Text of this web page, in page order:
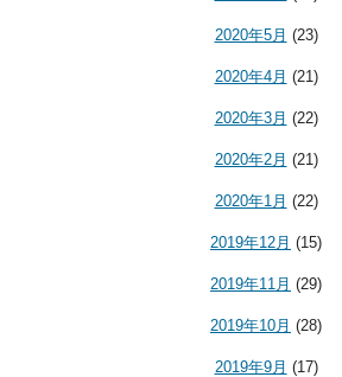
2020年5月 (23)
2020年4月 (21)
2020年3月 (22)
2020年2月 (21)
2020年1月 (22)
2019年12月 (15)
2019年11月 (29)
2019年10月 (28)
2019年9月 (17)